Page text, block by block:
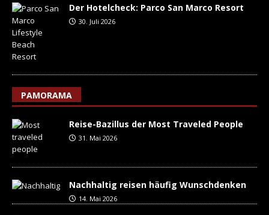
Der Hotelcheck: Parco San Marco Resort
30. Juli 2026
PAMORAMA
Reise-Bazillus der Most Traveled People
31. Mai 2026
Nachhaltig reisen häufig Wunschdenken
14. Mai 2026